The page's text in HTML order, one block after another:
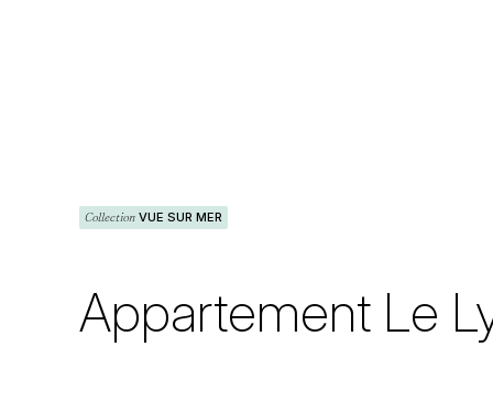
Collection VUE SUR MER
Appartement Le